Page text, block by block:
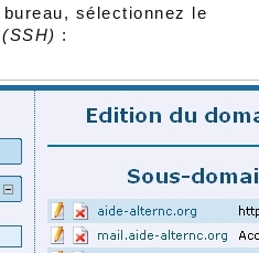
sélectionnez le
: